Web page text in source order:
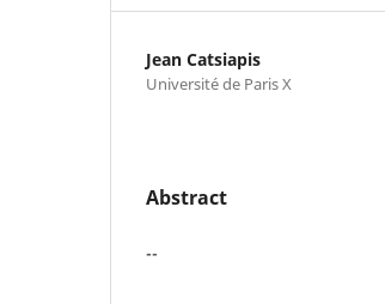
Jean Catsiapis
Université de Paris X
Abstract
--